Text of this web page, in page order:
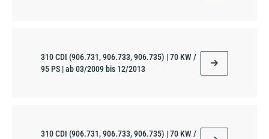
310 CDI (906.731, 906.733, 906.735) | 70 KW /
95 PS | ab 03/2009 bis 12/2013
310 CDI (906.731, 906.733, 906.735) | 70 KW /